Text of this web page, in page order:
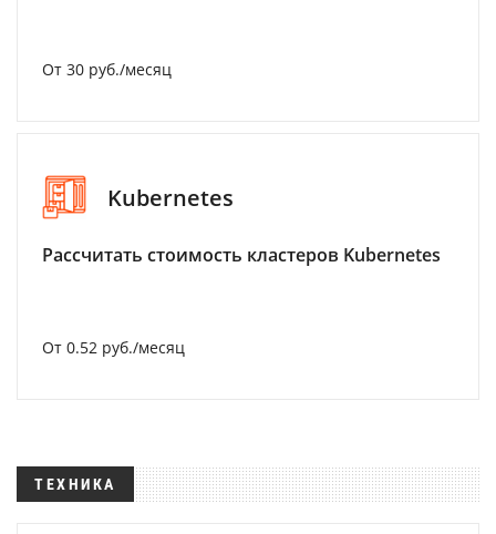
От 30 руб./месяц
Kubernetes
Рассчитать стоимость кластеров Kubernetes
От 0.52 руб./месяц
ТЕХНИКА